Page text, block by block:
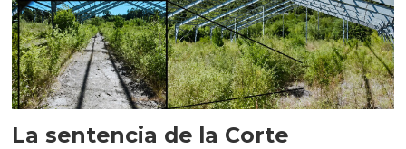
La sentencia de la Corte